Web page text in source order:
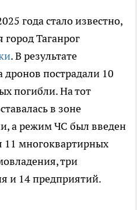
года стало известно,
город Таганрог
. В результате
дронов пострадали 10
погибли. На тот
в зоне
а режим ЧС был введен
11 многоквартирных
три
и 14 предприятий.